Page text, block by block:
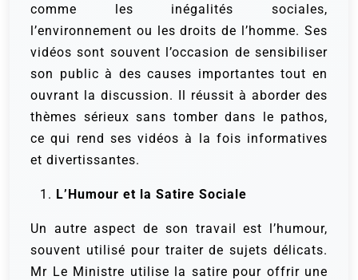
comme les inégalités sociales,
l’environnement ou les droits de l’homme. Ses
vidéos sont souvent l’occasion de sensibiliser
son public à des causes importantes tout en
ouvrant la discussion. Il réussit à aborder des
thèmes sérieux sans tomber dans le pathos,
ce qui rend ses vidéos à la fois informatives
et divertissantes.
L’Humour et la Satire Sociale
Un autre aspect de son travail est l’humour,
souvent utilisé pour traiter de sujets délicats.
Mr Le Ministre utilise la satire pour offrir une